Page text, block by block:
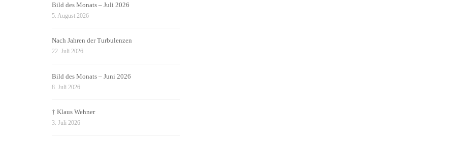
Bild des Monats – Juli 2026
5. August 2026
Nach Jahren der Turbulenzen
22. Juli 2026
Bild des Monats – Juni 2026
8. Juli 2026
† Klaus Wehner
3. Juli 2026